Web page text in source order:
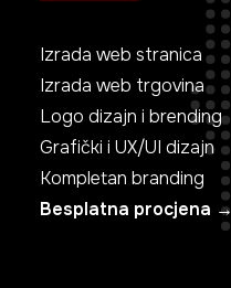
Izrada web stranica
Izrada web trgovina
Logo dizajn i brending
Grafički i UX/UI dizajn
Kompletan branding
Besplatna procjena →